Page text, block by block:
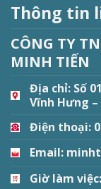
Thông tin
CÔNG TY
MINH TIẾN
Địa chỉ: Số
Vĩnh Hưng –
Điện thoại:
Email:
Giờ làm việc: